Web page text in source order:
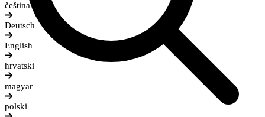
čeština
Deutsch
English
hrvatski
magyar
polski